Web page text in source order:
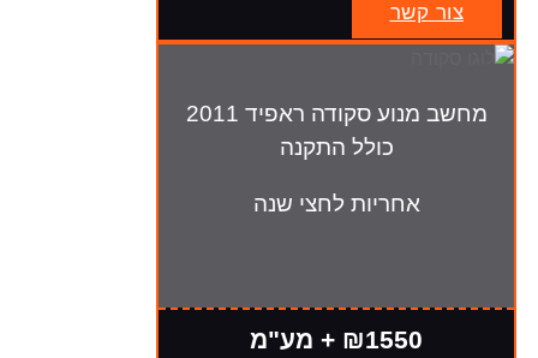
צור קשר
מחשב מנוע סקודה ראפיד 2011
כולל התקנה
אחריות לחצי שנה
₪1550 + מע"מ